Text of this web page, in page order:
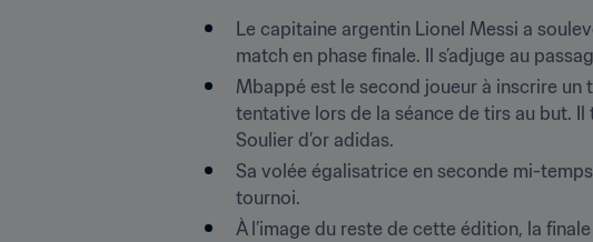
Le capitaine argentin Lionel Messi a
match en phase finale. Il s’adjuge au
Mbappé est le second joueur à inscrire un
tentative lors de la séance de tirs au but.
Soulier d’or adidas.
Sa volée égalisatrice en seconde mi-
tournoi.
À l’image du reste de cette édition, la